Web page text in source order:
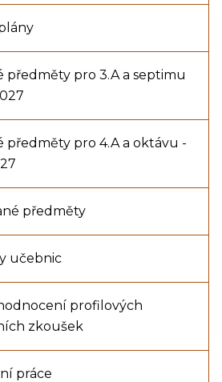
předměty pro 3.A a septimu
předměty pro 4.A a oktávu -
předměty
učebnic
profilových
zkoušek
práce